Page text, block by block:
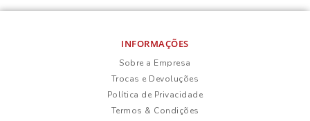
INFORMAÇÕES
Sobre a Empresa
Trocas e Devoluções
Política de Privacidade
Termos & Condições